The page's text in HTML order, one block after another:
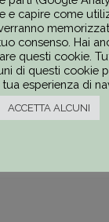
a seguire
figli.
vi si
d’italiano
in Italia.
nel
e capire come
consenso. Hai
questi cookie.
di questi cookie
esperienza di
ACCETTA ALCUNI